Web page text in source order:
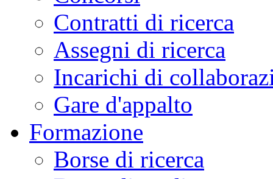
Contratti di ricerca
Assegni di ricerca
Incarichi di
Gare d'appalto
Formazione
Borse di ricerca